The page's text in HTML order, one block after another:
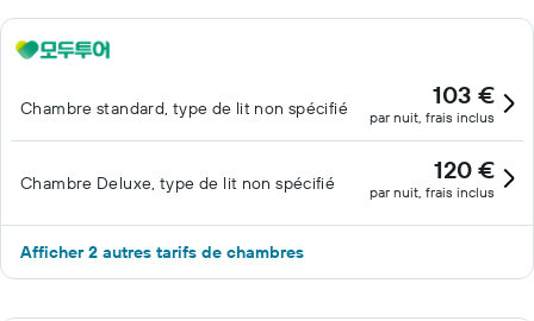
Chambre standard, type de lit non spécifié 103 €
par nuit, frais inclus
Chambre Deluxe, type de lit non spécifié 120 €
par nuit, frais inclus
Afficher 2 autres tarifs de chambres